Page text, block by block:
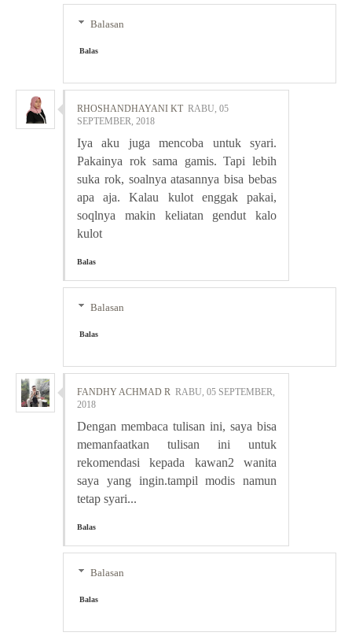
Balasan
Balas
RHOSHANDHAYANI KT RABU, 05
SEPTEMBER, 2018
Iya aku juga mencoba untuk syari.
Pakainya rok sama gamis. Tapi lebih
suka rok, soalnya atasannya bisa bebas
apa aja. Kalau kulot enggak pakai,
soqlnya makin keliatan gendut kalo
kulot
Balas
Balasan
Balas
FANDHY ACHMAD R RABU, 05 SEPTEMBER,
2018
Dengan membaca tulisan ini, saya bisa
memanfaatkan tulisan ini untuk
rekomendasi kepada kawan2 wanita
saya yang ingin.tampil modis namun
tetap syari...
Balas
Balasan
Balas